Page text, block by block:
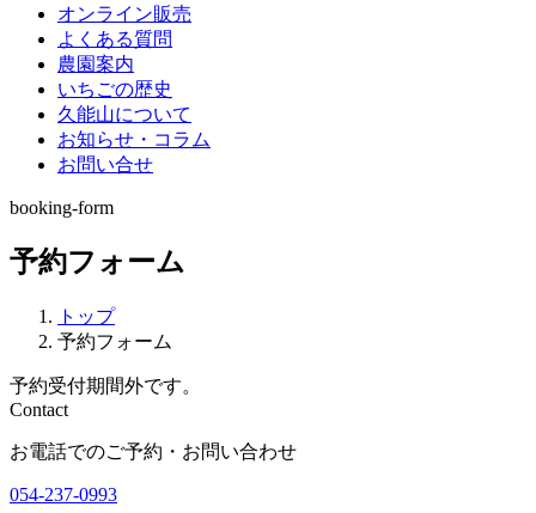
オンライン販売
よくある質問
農園案内
いちごの歴史
久能山について
お知らせ・コラム
お問い合せ
booking-form
予約フォーム
トップ
予約フォーム
予約受付期間外です。
Contact
お電話でのご予約・お問い合わせ
054-237-0993